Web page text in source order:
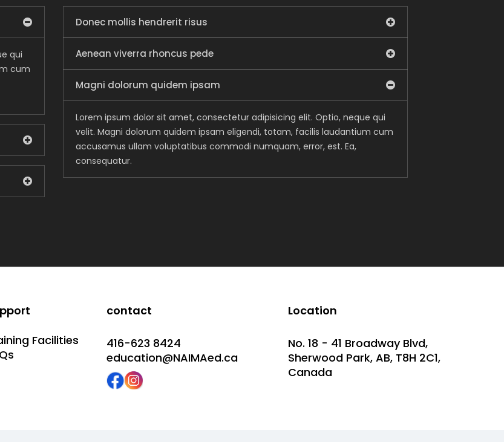
qui
cum
Donec mollis hendrerit risus
Aenean viverra rhoncus pede
Magni dolorum quidem ipsam
Lorem ipsum dolor sit amet, consectetur adipisicing elit. Optio, neque qui
velit. Magni dolorum quidem ipsam eligendi, totam, facilis laudantium cum
accusamus ullam voluptatibus commodi numquam, error, est. Ea,
consequatur.
Facilities
contact
416-623 8424
education@NAIMAed.ca
Location
No. 18 - 41 Broadway Blvd,
Sherwood Park, AB, T8H 2C1,
Canada